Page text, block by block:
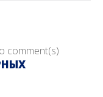
comment(s)